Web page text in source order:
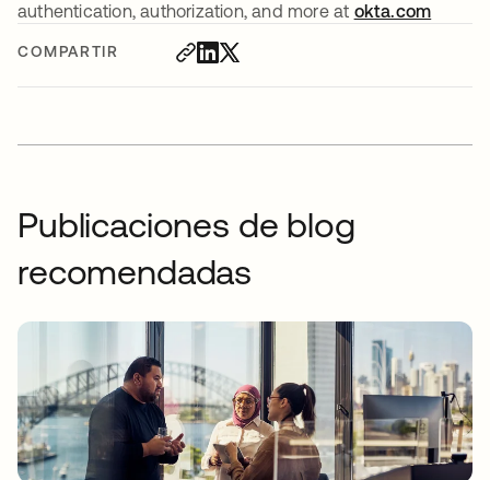
COMPARTIR
authentication, authorization, and more at okta.com
Publicaciones de blog
recomendadas